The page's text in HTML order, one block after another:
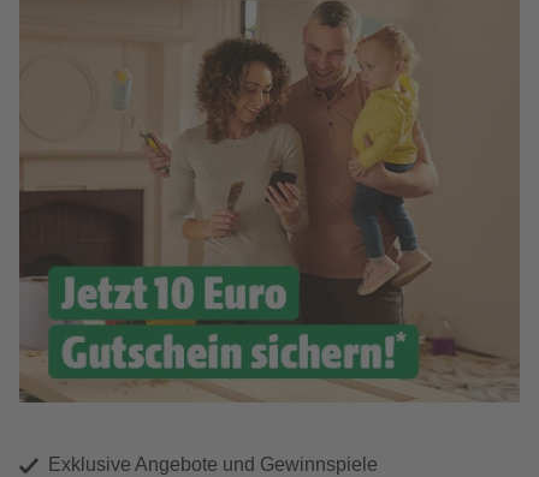
Exklusive Angebote und Gewinnspiele